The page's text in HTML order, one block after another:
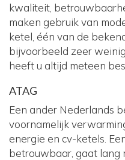
kwaliteit,
maken gebruik van
ketel, één van de
bijvoorbeeld zeer
heeft u altijd meteen
ATAG
Een ander Nederlands
voornamelijk
energie en cv-ketels.
betrouwbaar, gaat lang